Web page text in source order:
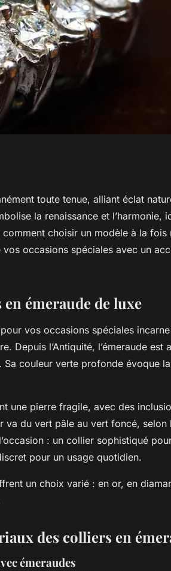
éclat
toute tenue, alliant éclat
la renaissance et l’harmonie,
choisir un modèle à la fois
occasions spéciales avec un
émeraude de luxe
vos occasions spéciales
Depuis l’Antiquité, l’émeraude est
couleur verte profonde évoque
une pierre fragile, avec des
va du vert pâle au vert foncé, selon
: un collier sophistiqué
pour un usage quotidien.
un choix varié : en or, en
des colliers en
émeraudes